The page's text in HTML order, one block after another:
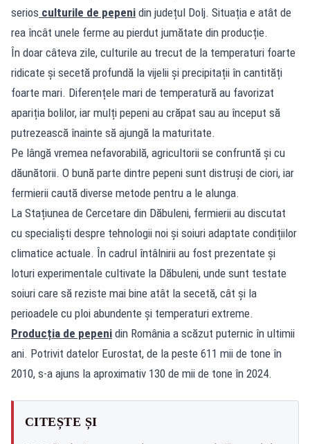
serios culturile de pepeni din județul Dolj. Situația e atât de
rea încât unele ferme au pierdut jumătate din producție.
În doar câteva zile, culturile au trecut de la temperaturi foarte
ridicate și secetă profundă la vijelii și precipitații în cantități
foarte mari. Diferențele mari de temperatură au favorizat
apariția bolilor, iar mulți pepeni au crăpat sau au început să
putrezească înainte să ajungă la maturitate.
Pe lângă vremea nefavorabilă, agricultorii se confruntă și cu
dăunătorii. O bună parte dintre pepeni sunt distruși de ciori, iar
fermierii caută diverse metode pentru a le alunga.
La Stațiunea de Cercetare din Dăbuleni, fermierii au discutat
cu specialiști despre tehnologii noi și soiuri adaptate condițiilor
climatice actuale. În cadrul întâlnirii au fost prezentate și
loturi experimentale cultivate la Dăbuleni, unde sunt testate
soiuri care să reziste mai bine atât la secetă, cât și la
perioadele cu ploi abundente și temperaturi extreme.
Producția de pepeni din România a scăzut puternic în ultimii
ani. Potrivit datelor Eurostat, de la peste 611 mii de tone în
2010, s-a ajuns la aproximativ 130 de mii de tone în 2024.
CITEȘTE ȘI